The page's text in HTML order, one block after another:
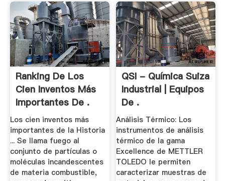
Ranking De Los
Cien Inventos Más
Importantes De .
Los cien inventos más
importantes de la Historia
... Se llama fuego al
conjunto de partículas o
moléculas incandescentes
de materia combustible,
QSI - Química Suiza
Industrial | Equipos
De .
Análisis Térmico: Los
instrumentos de análisis
térmico de la gama
Excellence de METTLER
TOLEDO le permiten
caracterizar muestras de